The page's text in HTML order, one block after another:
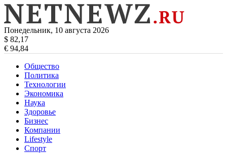
Понедельник, 10 августа 2026
$ 82,17
€ 94,84
Общество
Политика
Технологии
Экономика
Наука
Здоровье
Бизнес
Компании
Lifestyle
Спорт